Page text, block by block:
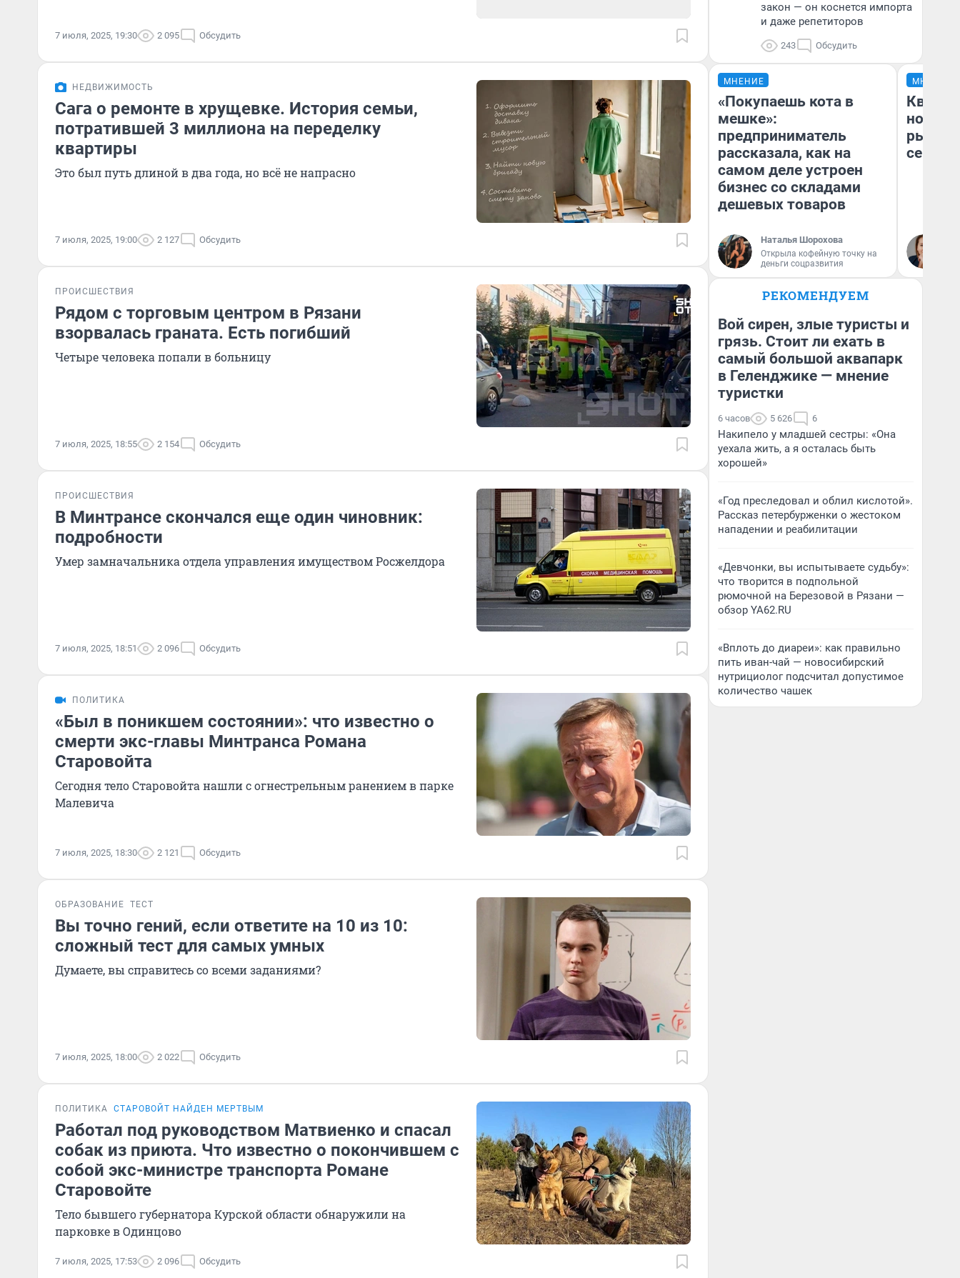
7 июля, 2025, 19:30 2 095 Обсудить
НЕДВИЖИМОСТЬ
Сага о ремонте в хрущевке. История семьи,
потратившей 3 миллиона на переделку
квартиры
Это был путь длиной в два года, но всё не напрасно
7 июля, 2025, 19:00 2 127 Обсудить
ПРОИСШЕСТВИЯ
Рядом с торговым центром в Рязани
взорвалась граната. Есть погибший
Четыре человека попали в больницу
7 июля, 2025, 18:55 2 154 Обсудить
ПРОИСШЕСТВИЯ
В Минтрансе скончался еще один чиновник:
подробности
Умер замначальника отдела управления имуществом Росжелдора
7 июля, 2025, 18:51 2 096 Обсудить
ПОЛИТИКА
«Был в поникшем состоянии»: что известно о
смерти экс-главы Минтранса Романа
Старовойта
Сегодня тело Старовойта нашли с огнестрельным ранением в парке
Малевича
7 июля, 2025, 18:30 2 121 Обсудить
ОБРАЗОВАНИЕ ТЕСТ
Вы точно гений, если ответите на 10 из 10:
сложный тест для самых умных
Думаете, вы справитесь со всеми заданиями?
7 июля, 2025, 18:00 2 022 Обсудить
ПОЛИТИКА СТАРОВОЙТ НАЙДЕН МЕРТВЫМ
Работал под руководством Матвиенко и спасал
собак из приюта. Что известно о покончившем с
собой экс-министре транспорта Романе
Старовойте
Тело бывшего губернатора Курской области обнаружили на
парковке в Одинцово
7 июля, 2025, 17:53 2 096 Обсудить
закон — он коснется импорта
и даже репетиторов
243 Обсудить
МНЕНИЕ
«Покупаешь кота в
мешке»:
предприниматель
рассказала, как на
самом деле устроен
бизнес со складами
дешевых товаров
Наталья Шорохова
Открыла кофейную точку на
деньги соцразвития
МНЕНИЕ
но
рынок
РЕКОМЕНДУЕМ
Вой сирен, злые туристы и
грязь. Стоит ли ехать в
самый большой аквапарк
в Геленджике — мнение
туристки
6 часов 5 626 6
Накипело у младшей сестры: «Она
уехала жить, а я осталась быть
хорошей»
«Год преследовал и облил кислотой».
Рассказ петербурженки о жестоком
нападении и реабилитации
«Девчонки, вы испытываете судьбу»:
что творится в подпольной
рюмочной на Березовой в Рязани —
обзор YA62.RU
«Вплоть до диареи»: как правильно
пить иван-чай — новосибирский
нутрициолог подсчитал допустимое
количество чашек